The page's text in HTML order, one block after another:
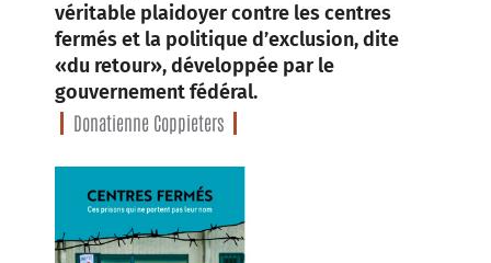
véritable plaidoyer contre les centres
fermés et la politique d’exclusion, dite
«du retour», développée par le
gouvernement fédéral.
Donatienne Coppieters